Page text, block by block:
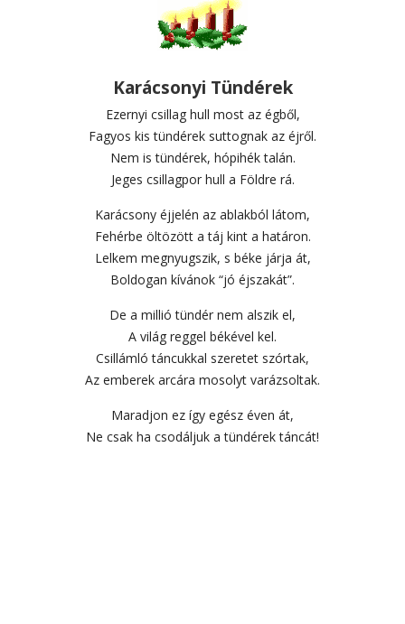
Karácsonyi Tündérek
Ezernyi csillag hull most az égből,
Fagyos kis tündérek suttognak az éjről.
Nem is tündérek, hópihék talán.
Jeges csillagpor hull a Földre rá.
Karácsony éjjelén az ablakból látom,
Fehérbe öltözött a táj kint a határon.
Lelkem megnyugszik, s béke járja át,
Boldogan kívánok “jó éjszakát”.
De a millió tündér nem alszik el,
A világ reggel békével kel.
Csillámló táncukkal szeretet szórtak,
Az emberek arcára mosolyt varázsoltak.
Maradjon ez így egész éven át,
Ne csak ha csodáljuk a tündérek táncát!